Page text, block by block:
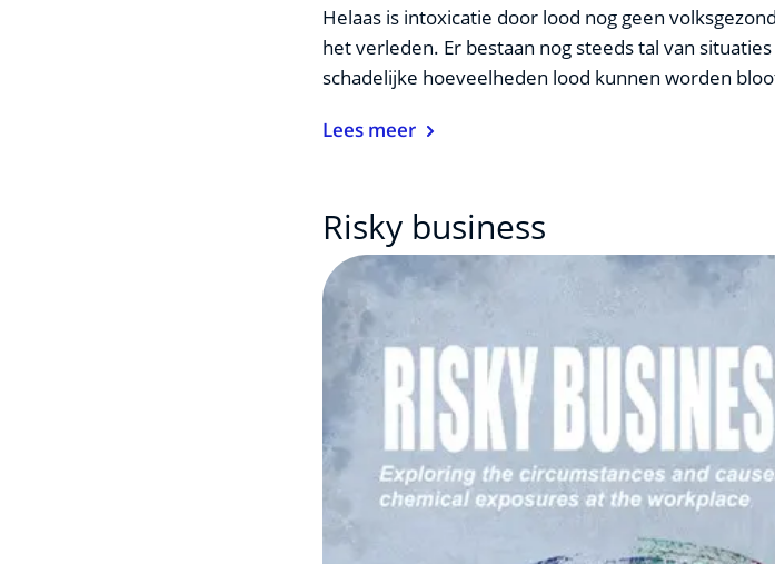
Helaas is intoxicatie door lood nog geen
het verleden. Er bestaan nog steeds tal van
schadelijke hoeveelheden lood kunnen worden
Lees meer
Risky business